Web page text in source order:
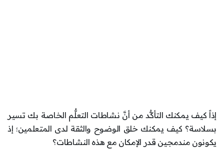
إذاً كيف يمكنك التأكُّد من أنَّ نشاطات التعلُّم الخاصة بك تسير
بسلاسة؟ كيف يمكنك خلق الوضوح والثقة لدى المتعلمين؛ إذ
يكونون مندمجين قدر الإمكان مع هذه النشاطات؟